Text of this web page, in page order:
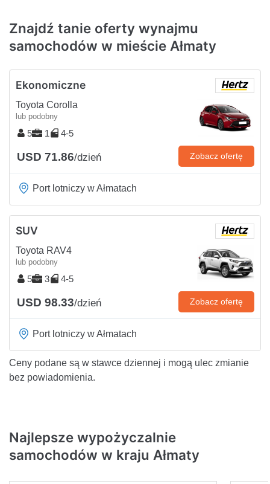
Znajdź tanie oferty wynajmu
samochodów w mieście Ałmaty
Ekonomiczne
Toyota Corolla
lub podobny
5 1 4-5
USD 71.86/dzień Zobacz ofertę
Port lotniczy w Ałmatach
SUV
Toyota RAV4
lub podobny
5 3 4-5
USD 98.33/dzień Zobacz ofertę
Port lotniczy w Ałmatach
Ceny podane są w stawce dziennej i mogą ulec zmianie
bez powiadomienia.
Najlepsze wypożyczalnie
samochodów w kraju Ałmaty